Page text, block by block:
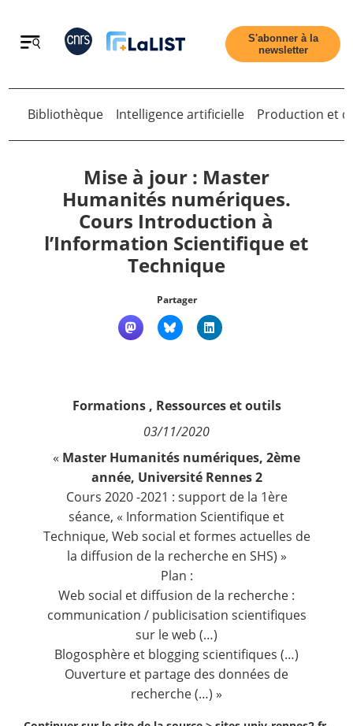
Retour
Qui sommes nous ?
Nous suivre
S'abonner à la
newsletter
Retour
Bibliothèque Intelligence artificielle Production et
Mise à jour : Master
Humanités numériques.
Cours Introduction à
l’Information Scientifique et
Technique
Partager
Formations, Ressources et outils
03/11/2020
« Master Humanités numériques, 2ème
année, Université Rennes 2
Cours 2020 -2021 : support de la 1ère
séance, « Information Scientifique et
Technique, Web social et formes actuelles de
la diffusion de la recherche en SHS) »
Plan :
Web social et diffusion de la recherche :
communication / publicisation scientifiques
sur le web (…)
Blogosphère et blogging scientifiques (…)
Ouverture et partage des données de
recherche (…) »